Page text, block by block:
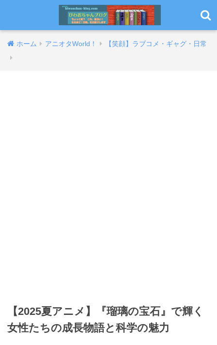
ホーム アニオタWorld！ 【笑顔】ラブコメ・ギャグ・日常
【2025夏アニメ】『瑠璃の宝石』で輝く
女性たちの成長物語と科学の魅力